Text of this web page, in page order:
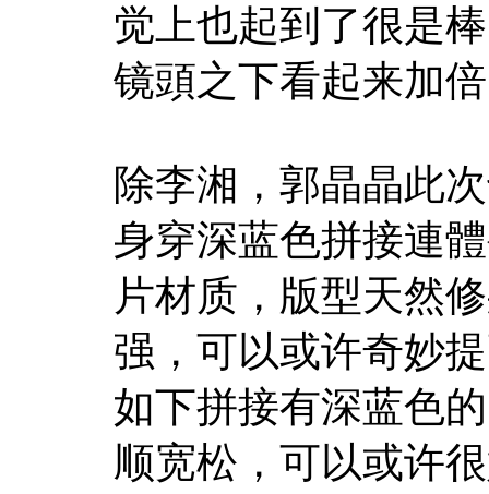
觉上也起到了很是
镜頭之下看起来加
除李湘，郭晶晶此
身穿深蓝色拼接連
片材质，版型天然
强，可以或许奇妙
如下拼接有深蓝色
顺宽松，可以或许